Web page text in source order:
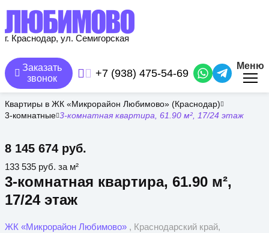
основному
содержанию
г. Краснодар, ул. Семигорская
Заказать
звонок
+7 (938) 475-54-69
Меню
Квартиры в ЖК «Микрорайон Любимово» (Краснодар)
3-комнатные 3-комнатная квартира, 61.90 м², 17/24 этаж
3-комнатная квартира, 61.90 м²,
17/24 этаж
8 145 674 руб.
ЖК «Микрорайон Любимово» , Краснодарский край,
133 535 руб. за м²